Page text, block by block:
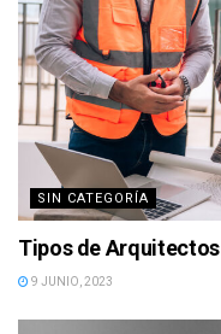
SIN CATEGORÍA
Tipos de Arquitectos
9 JUNIO, 2023